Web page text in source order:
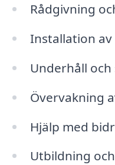
Rådgivning
Installation
Underhåll och
Övervakning
Hjälp med
Utbildning